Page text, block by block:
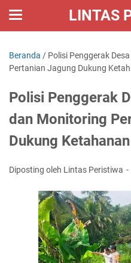
LINTAS
Beranda / Polisi Penggerak
Pertanian Jagung Dukung
Polisi Penggerak
dan Monitoring
Dukung
Diposting oleh Lintas Peristiwa